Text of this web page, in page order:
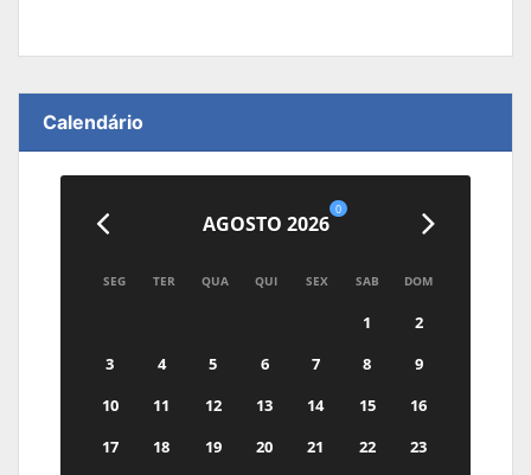
Calendário
AGOSTO 2026
0
SEG TER QUA QUI SEX SAB DOM
1
2
3
4 5 6 7 8
9
10
11 12 13 14 15
16
17
18 19 20 21 22
23